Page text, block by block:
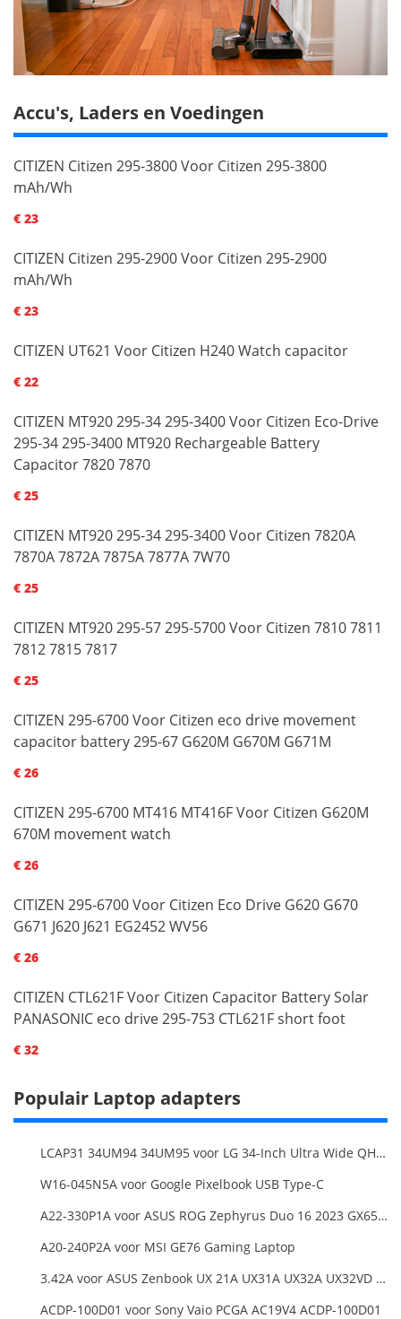
Accu's, Laders en Voedingen
CITIZEN Citizen 295-3800 Voor Citizen 295-3800
mAh/Wh
€ 23
CITIZEN Citizen 295-2900 Voor Citizen 295-2900
mAh/Wh
€ 23
CITIZEN UT621 Voor Citizen H240 Watch capacitor
€ 22
CITIZEN MT920 295-34 295-3400 Voor Citizen Eco-Drive
295-34 295-3400 MT920 Rechargeable Battery
Capacitor 7820 7870
€ 25
CITIZEN MT920 295-34 295-3400 Voor Citizen 7820A
7870A 7872A 7875A 7877A 7W70
€ 25
CITIZEN MT920 295-57 295-5700 Voor Citizen 7810 7811
7812 7815 7817
€ 25
CITIZEN 295-6700 Voor Citizen eco drive movement
capacitor battery 295-67 G620M G670M G671M
€ 26
CITIZEN 295-6700 MT416 MT416F Voor Citizen G620M
670M movement watch
€ 26
CITIZEN 295-6700 Voor Citizen Eco Drive G620 G670
G671 J620 J621 EG2452 WV56
€ 26
CITIZEN CTL621F Voor Citizen Capacitor Battery Solar
PANASONIC eco drive 295-753 CTL621F short foot
€ 32
Populair Laptop adapters
LCAP31 34UM94 34UM95 voor LG 34-Inch Ultra Wide QHD Monitor LED
W16-045N5A voor Google Pixelbook USB Type-C
A22-330P1A voor ASUS ROG Zephyrus Duo 16 2023 GX650PY
A20-240P2A voor MSI GE76 Gaming Laptop
3.42A voor ASUS Zenbook UX 21A UX31A UX32A UX32VD Series Ultrabook Models
ACDP-100D01 voor Sony Vaio PCGA AC19V4 ACDP-100D01